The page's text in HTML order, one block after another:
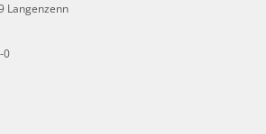
Langenzenn
0